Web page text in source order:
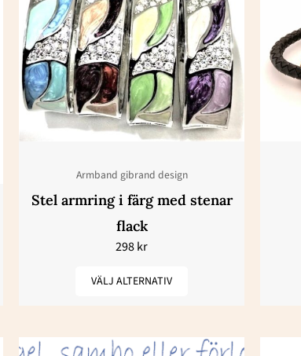
Armband gibrand design
Stel armring i färg med stenar
flack
298kr
VÄLJ ALTERNATIV
här
produkten
har
flera
varianter.
De
olika
väljas
på
produktsidan
Prisintervall:
Den